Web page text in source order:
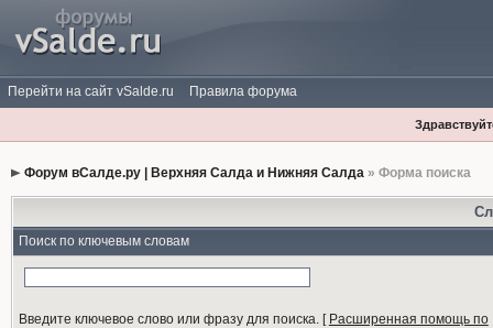
Перейти на сайт vSalde.ru Правила форума
Форум вСалде.ру | Верхняя Салда и Нижняя Салда» Форма поиска
Поиск по ключевым словам
Введите ключевое слово или фразу для поиска.[ Расширенная помощь по